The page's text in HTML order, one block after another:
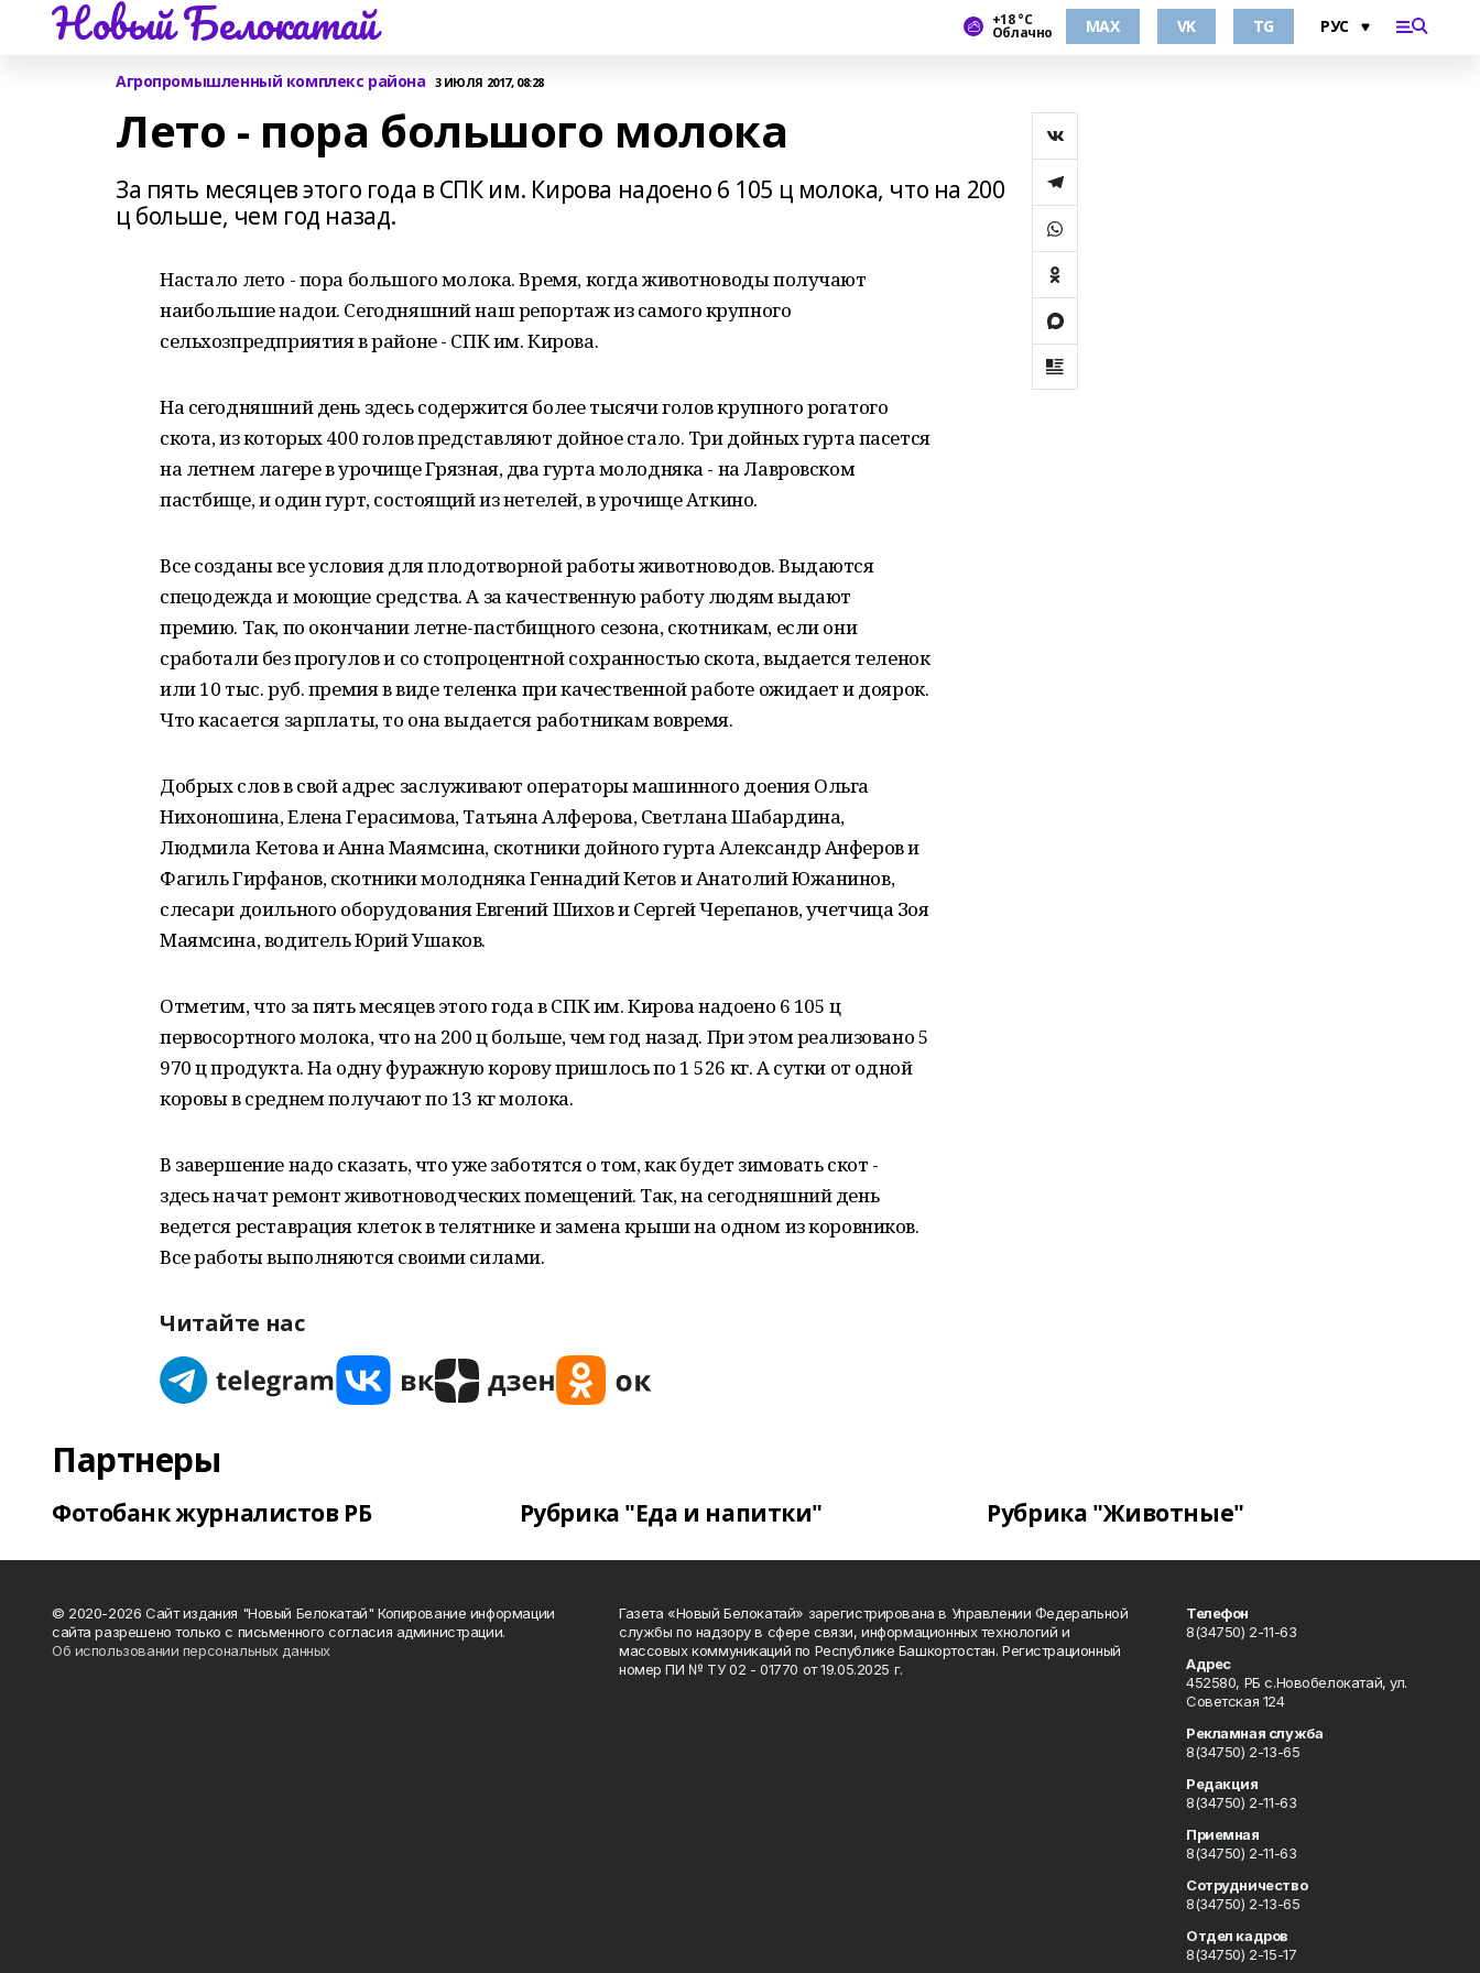
Новый Белокатай +18 °С
Облачно MAX VK TG
Агропромышленный комплекс района 3 ИЮЛЯ 2017, 08:28
Лето - пора большого молока
За пять месяцев этого года в СПК им. Кирова надоено 6 105 ц молока, что на 200
ц больше, чем год назад.
Настало лето - пора большого молока. Время, когда животноводы получают
наибольшие надои. Сегодняшний наш репортаж из самого крупного
сельхозпредприятия в районе - СПК им. Кирова.
На сегодняшний день здесь содержится более тысячи голов крупного рогатого
скота, из которых 400 голов представляют дойное стало. Три дойных гурта пасется
на летнем лагере в урочище Грязная, два гурта молодняка - на Лавровском
пастбище, и один гурт, состоящий из нетелей, в урочище Аткино.
Все созданы все условия для плодотворной работы животноводов. Выдаются
спецодежда и моющие средства. А за качественную работу людям выдают
премию. Так, по окончании летне-пастбищного сезона, скотникам, если они
сработали без прогулов и со стопроцентной сохранностью скота, выдается теленок
или 10 тыс. руб. премия в виде теленка при качественной работе ожидает и доярок.
Что касается зарплаты, то она выдается работникам вовремя.
Добрых слов в свой адрес заслуживают операторы машинного доения Ольга
Нихоношина, Елена Герасимова, Татьяна Алферова, Светлана Шабардина,
Людмила Кетова и Анна Маямсина, скотники дойного гурта Александр Анферов и
Фагиль Гирфанов, скотники молодняка Геннадий Кетов и Анатолий Южанинов,
слесари доильного оборудования Евгений Шихов и Сергей Черепанов, учетчица Зоя
Маямсина, водитель Юрий Ушаков.
Отметим, что за пять месяцев этого года в СПК им. Кирова надоено 6 105 ц
первосортного молока, что на 200 ц больше, чем год назад. При этом реализовано 5
970 ц продукта. На одну фуражную корову пришлось по 1 526 кг. А сутки от одной
коровы в среднем получают по 13 кг молока.
В завершение надо сказать, что уже заботятся о том, как будет зимовать скот -
здесь начат ремонт животноводческих помещений. Так, на сегодняшний день
ведется реставрация клеток в телятнике и замена крыши на одном из коровников.
Все работы выполняются своими силами.
Читайте нас
Партнеры
Фотобанк журналистов РБ Рубрика "Еда и напитки" Рубрика "Животные"
© 2020-2026 Сайт издания "Новый Белокатай" Копирование информации
сайта разрешено только с письменного согласия администрации.
Об использовании персональных данных
Газета «Новый Белокатай» зарегистрирована в Управлении Федеральной
службы по надзору в сфере связи, информационных технологий и
массовых коммуникаций по Республике Башкортостан. Регистрационный
номер ПИ № ТУ 02 - 01770 от 19.05.2025 г.
Телефон
8(34750) 2-11-63
Адрес
452580, РБ с.Новобелокатай, ул.
Советская 124
Рекламная служба
8(34750) 2-13-65
Редакция
8(34750) 2-11-63
Приемная
8(34750) 2-11-63
Сотрудничество
8(34750) 2-13-65
Отдел кадров
8(34750) 2-15-17